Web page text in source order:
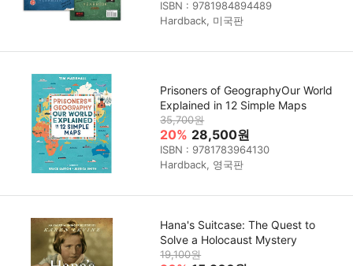
ISBN : 9781984894489
Hardback, 미국판
Prisoners of GeographyOur World
Explained in 12 Simple Maps
35,700원
20% 28,500원
ISBN : 9781783964130
Hardback, 영국판
Hana's Suitcase: The Quest to
Solve a Holocaust Mystery
19,100원